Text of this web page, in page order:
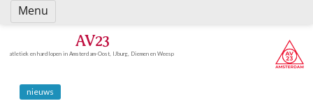
Spring
naar
AV23
atletiek en hardlopen in Amsterdam-Oost, IJburg, Diemen en Weesp
nieuws
Menu